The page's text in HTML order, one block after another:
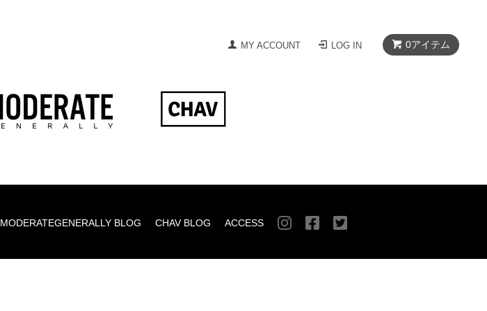
0アイテム
MY ACCOUNT LOG IN
MODERATEGENERALLY BLOG CHAV BLOG ACCESS